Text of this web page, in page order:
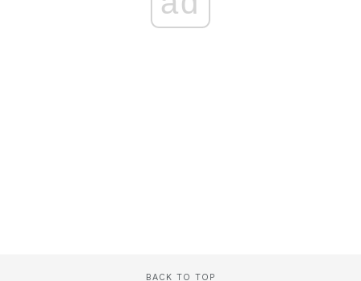
BACK TO TOP